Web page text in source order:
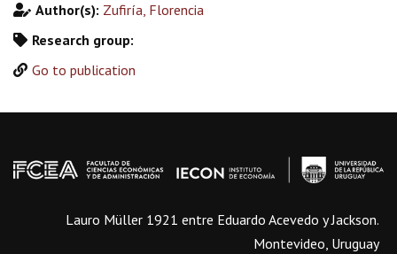
Author(s): Zufiría, Florencia
Research group:
Go to publication
Lauro Müller 1921 entre Eduardo Acevedo y Jackson.
Montevideo, Uruguay